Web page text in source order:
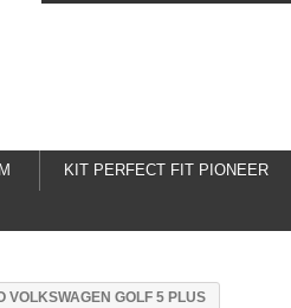
KIT PERFECT FIT PIONEER
VOLKSWAGEN GOLF 5 PLUS